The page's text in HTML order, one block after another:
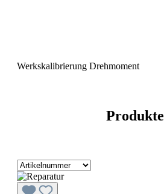
Werkskalibrierung Drehmoment
Produkte